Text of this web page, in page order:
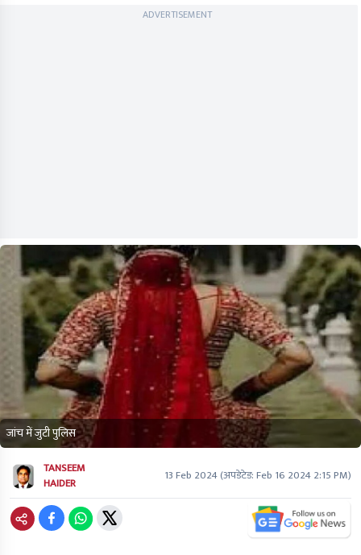
ADVERTISEMENT
जांच में जुटी पुलिस
TANSEEM
HAIDER
13 Feb 2024(अपडेटेड:Feb 16 2024 2:15 PM)